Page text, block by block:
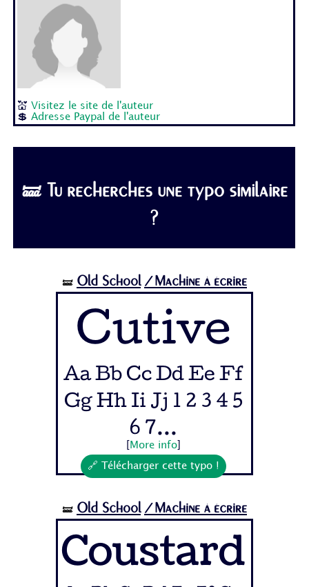
💒Visitez le site de l'auteur
💲Adresse Paypal de l'auteur
🝛 Tu recherches une typo similaire
?
🝛 Old School /Machine à écrire
Cutive
Aa Bb Cc Dd Ee Ff
Gg Hh Ii Jj 1 2 3 4 5
6 7...
More info]
🔗 Télécharger cette typo !
🝛 Old School /Machine à écrire
Coustard